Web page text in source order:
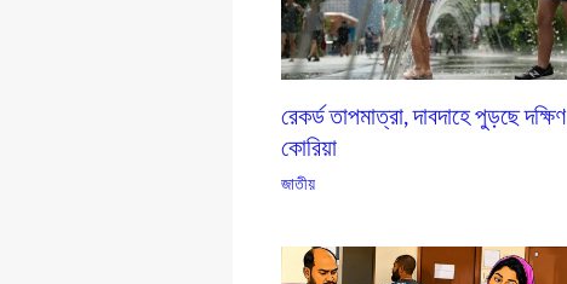
রেকর্ড তাপমাত্রা, দাবদাহে পুড়ছে দক্ষিণ
কোরিয়া
জাতীয়